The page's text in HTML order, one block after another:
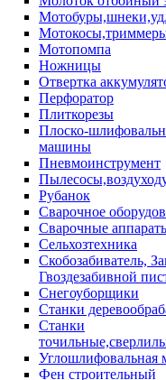
Мотопомпа
Ножницы
Отвертка
Перфоратор
Плиткорезы
Плоско-
машины
Пневмоинструмент
Рубанок
Сварочное
Сварочные
Сельхозтехника
Скобозабиватель,
Гвоздезабивной
Снегоуборщики
Станки
Станки
Углошлифовальная
Фен строительный